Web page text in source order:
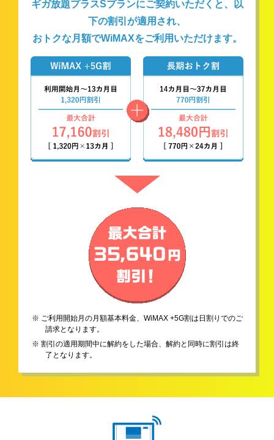
ギガ放題プラスSプランにご契約いただくと、以
下の割引が適用され、
おトクな月額でWiMAXをご利用いただけます。
※ ご利用開始月の月額基本料金、WiMAX +5G割は日割りでのご
請求となります。
※ 割引の適用期間中に解約をした場合、解約と同時に割引は終
了となります。